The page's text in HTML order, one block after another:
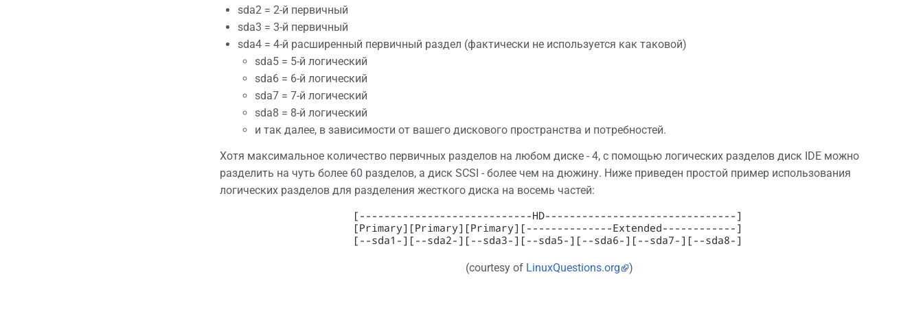
sda2 = 2-й первичный
sda3 = 3-й первичный
sda4 = 4-й расширенный первичный раздел (фактически не используется как таковой)
sda5 = 5-й логический
sda6 = 6-й логический
sda7 = 7-й логический
sda8 = 8-й логический
и так далее, в зависимости от вашего дискового пространства и потребностей.
Хотя максимальное количество первичных разделов на любом диске - 4, с помощью логических разделов диск IDE можно
разделить на чуть более 60 разделов, а диск SCSI - более чем на дюжину. Ниже приведен простой пример использования
логических разделов для разделения жесткого диска на восемь частей:
(courtesy of LinuxQuestions.org )